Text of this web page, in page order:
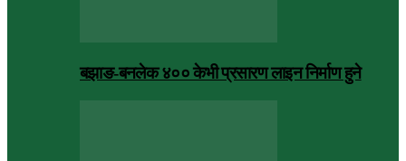
बझाङ-बनलेक ४०० केभी प्रसारण लाइन निर्माण हुने